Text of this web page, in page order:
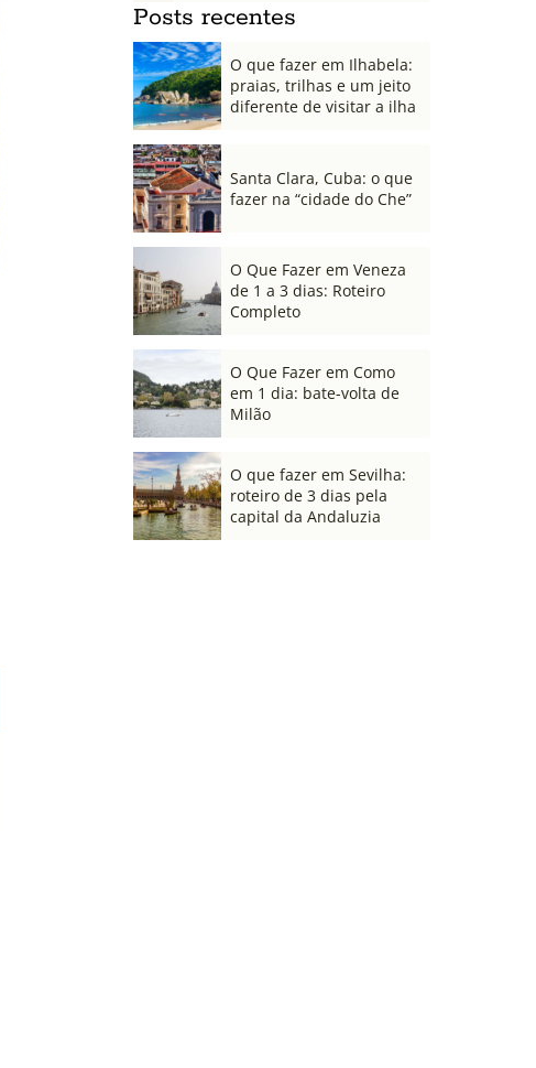
Posts recentes
O que fazer em Ilhabela:
praias, trilhas e um jeito
diferente de visitar a ilha
Santa Clara, Cuba: o que
fazer na “cidade do Che”
O Que Fazer em Veneza
de 1 a 3 dias: Roteiro
Completo
O Que Fazer em Como
em 1 dia: bate-volta de
Milão
O que fazer em Sevilha:
roteiro de 3 dias pela
capital da Andaluzia